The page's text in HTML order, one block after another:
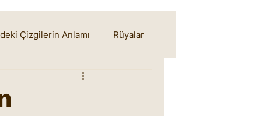
Çizgilerin Anlamı Rüyalar